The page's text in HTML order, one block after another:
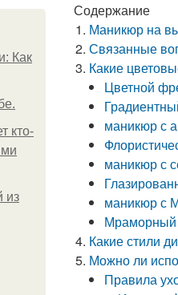
Как
кто-
из
Содержание
Маникюр на
Связанные
Какие
Цветной
маникюр с
маникюр с
маникюр с
Мраморный
Какие стили
Можно ли
Правила